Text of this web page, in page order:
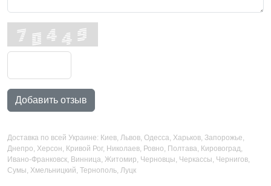
Добавить отзыв
Доставка по всей Украине: Киев, Львов, Одесса, Харьков, Запорожье,
Днепро, Херсон, Кривой Рог, Николаев, Ровно, Полтава, Кировоград,
Ивано-Франковск, Винница, Житомир, Черновцы, Черкассы, Чернигов,
Сумы, Хмельницкий, Тернополь, Луцк